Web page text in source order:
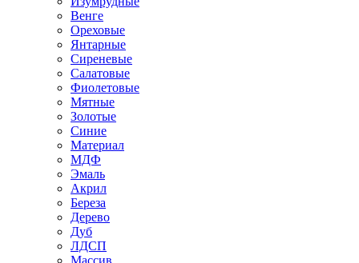
Венге
Ореховые
Янтарные
Сиреневые
Салатовые
Фиолетовые
Мятные
Золотые
Синие
Материал
МДФ
Эмаль
Акрил
Береза
Дерево
Дуб
ЛДСП
Массив